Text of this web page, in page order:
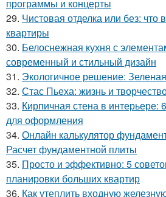
программы и концерты
29. Чистовая отделка или без: что
квартиры
30. Белоснежная кухня с
современный и стильный дизайн
31. Экологичное решение:
32. Стас Пьеха: жизнь и
33. Кирпичная стена в интерьере:
для оформления
34. Онлайн калькулятор
Расчет фундаментной плиты
35. Просто и эффективно: 5
планировки больших квартир
36. Как утеплить входную